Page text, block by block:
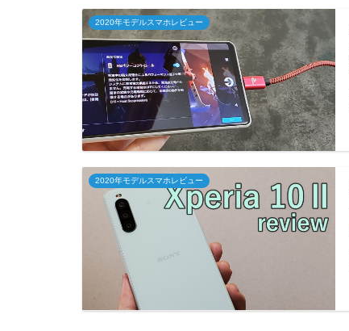
2020年モデルスマホレビュー
2020年モデルスマホレビュー